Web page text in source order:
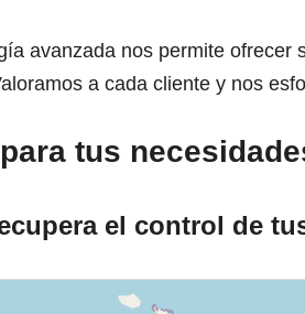
avanzada nos permite
a cada cliente y nos
tus
el control de